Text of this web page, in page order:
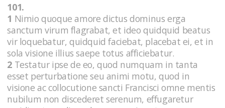
101.
1 Nimio quoque amore dictus dominus erga
sanctum virum flagrabat, et ideo quidquid beatus
vir loquebatur, quidquid faciebat, placebat ei, et in
sola visione illius saepe totus afficiebatur.
2 Testatur ipse de eo, quod numquam in tanta
esset perturbatione seu animi motu, quod in
visione ac collocutione sancti Francisci omne mentis
nubilum non discederet serenum, effugaretur